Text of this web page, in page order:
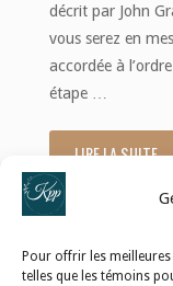
Pour offrir les
telles que les témoins
décrit par John
vous serez en
accordée à
étape …
LIRE LA SUITE